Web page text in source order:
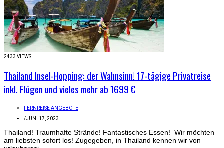
2433 VIEWS
Thailand Insel-Hopping: der Wahnsinn! 17-tägige Privatreise
inkl. Flügen und vieles mehr ab 1699 €
FERNREISE ANGEBOTE
/JUNI 17, 2023
Thailand! Traumhafte Strände! Fantastisches Essen! Wir möchten
am liebsten sofort los! Zugegeben, in Thailand kennen wir von